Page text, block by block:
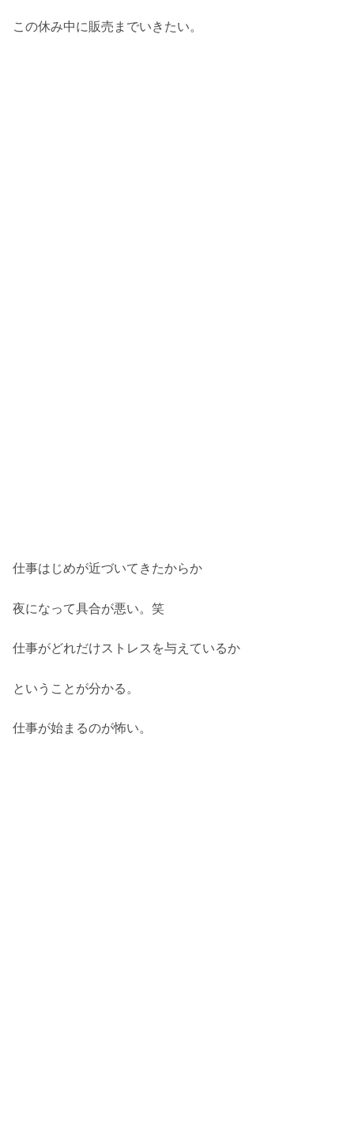
この休み中に販売までいきたい。
仕事はじめが近づいてきたからか
夜になって具合が悪い。笑
仕事がどれだけストレスを与えているか
ということが分かる。
仕事が始まるのが怖い。